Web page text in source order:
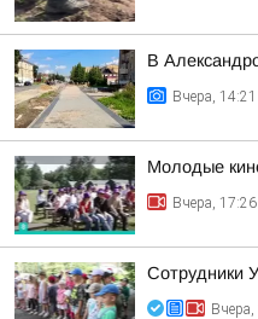
В
Вчера, 14:21
Молодые
Вчера, 17:26
Сотрудники